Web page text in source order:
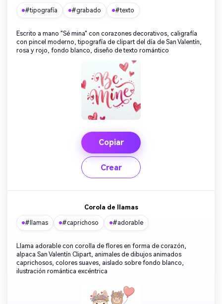
#tipografía #grabado #texto
Escrito a mano "Sé mina" con corazones decorativos, caligrafía
con pincel moderno, tipografía de clipart del día de San Valentín,
rosa y rojo, fondo blanco, diseño de texto romántico
Copiar
Crear
Corola de llamas
#llamas #caprichoso #adorable
Llama adorable con corolla de flores en forma de corazón,
alpaca San Valentín Clipart, animales de dibujos animados
caprichosos, colores suaves, aislado sobre fondo blanco,
ilustración romántica excéntrica